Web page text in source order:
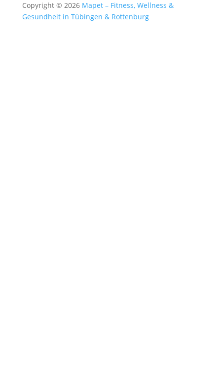
Copyright © 2026 Mapet – Fitness, Wellness &
Gesundheit in Tübingen & Rottenburg